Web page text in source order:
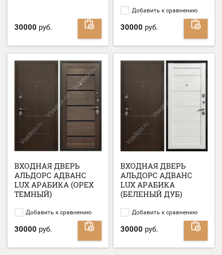
30000 руб.
Добавить к сравнению
30000 руб.
ВХОДНАЯ ДВЕРЬ
АЛЬДОРС АДВАНС
LUX АРАБИКА (ОРЕХ
ТЕМНЫЙ)
Добавить к сравнению
30000 руб.
ВХОДНАЯ ДВЕРЬ
АЛЬДОРС АДВАНС
LUX АРАБИКА
(БЕЛЕНЫЙ ДУБ)
Добавить к сравнению
30000 руб.